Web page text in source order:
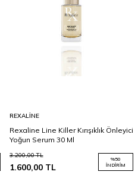
REXALINE
Rexaline Line Killer Kırışıklık Önleyici
Yoğun Serum 30 Ml
3.200,00TL
1.600,00TL
%50
İNDIRIM